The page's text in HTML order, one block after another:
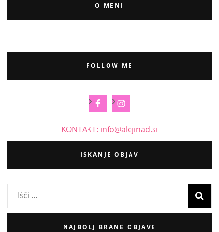
O MENI
FOLLOW ME
KONTAKT: info@alejinad.si
ISKANJE OBJAV
Išči:
NAJBOLJ BRANE OBJAVE